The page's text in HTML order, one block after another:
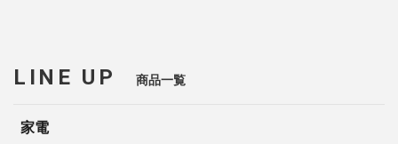
LINE UP 商品一覧
家電